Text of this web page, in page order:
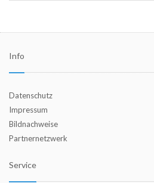
Info
Datenschutz
Impressum
Bildnachweise
Partnernetzwerk
Service